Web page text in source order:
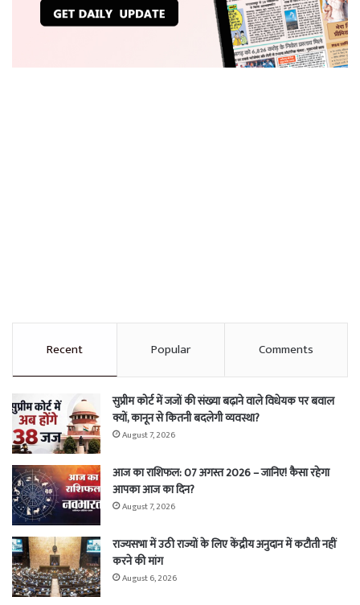
Recent Popular Comments
सुप्रीम कोर्ट में जजों की संख्या बढ़ाने वाले विधेयक पर बवाल
क्यों, कानून से कितनी बदलेगी व्यवस्था?
August 7, 2026
आज का राशिफल: 07 अगस्त 2026 – जानिए! कैसा रहेगा
आपका आज का दिन?
August 7, 2026
राज्यसभा में उठी राज्यों के लिए केंद्रीय अनुदान में कटौती नहीं
करने की मांग
August 6, 2026